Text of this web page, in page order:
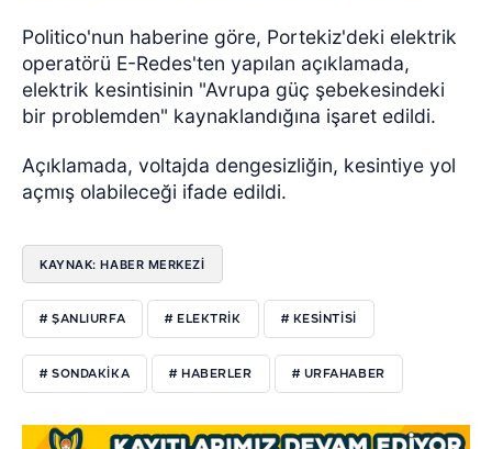
Politico'nun haberine göre, Portekiz'deki elektrik
operatörü E-Redes'ten yapılan açıklamada,
elektrik kesintisinin "Avrupa güç şebekesindeki
bir problemden" kaynaklandığına işaret edildi.
Açıklamada, voltajda dengesizliğin, kesintiye yol
açmış olabileceği ifade edildi.
KAYNAK: HABER MERKEZİ
# ŞANLIURFA # ELEKTRIK # KESINTISI
# SONDAKIKA # HABERLER # URFAHABER